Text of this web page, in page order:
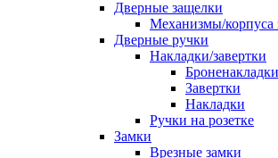
Дверные защелки
Механизмы/корпуса
Дверные ручки
Накладки/завертки
Броненакладки
Завертки
Накладки
Ручки на розетке
Замки
Врезные замки